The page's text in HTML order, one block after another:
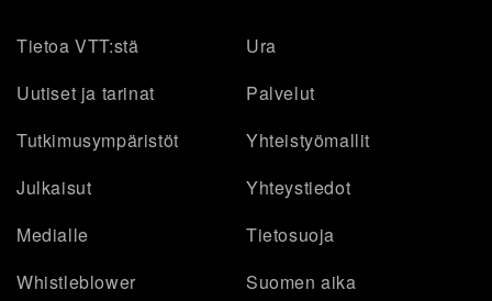
Tietoa VTT:stä
Ura
Uutiset ja tarinat
Palvelut
Tutkimusympäristöt
Yhteistyömallit
Julkaisut
Yhteystiedot
Medialle
Tietosuoja
Whistleblower
Suomen aika